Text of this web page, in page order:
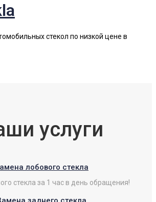
стекол по низкой цене в
услуги
лобового стекла
стекла за 1 час в день обращения!